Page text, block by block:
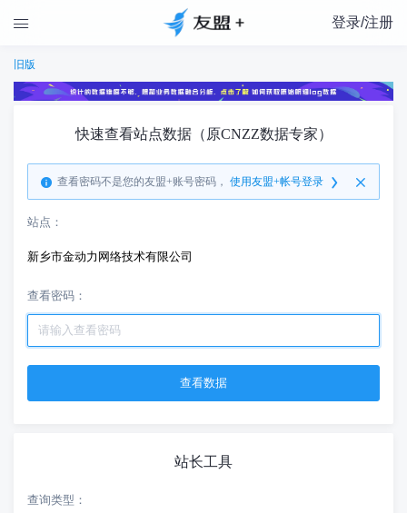
 登录/注册
旧版
快速查看站点数据（原CNZZ数据专家）
查看密码不是您的友盟+账号密码， 使用友盟+帐号登录
站点：
新乡市金动力网络技术有限公司
查看密码：
站长工具
查询类型：